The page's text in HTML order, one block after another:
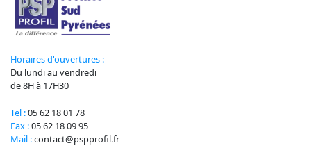
Tel :05 62 18 01 78
Fax :05 62 18 09 95
Mail :contact@pspprofil.fr
Horaires d'ouvertures :
Du lundi au vendredi
de 8H à 17H30